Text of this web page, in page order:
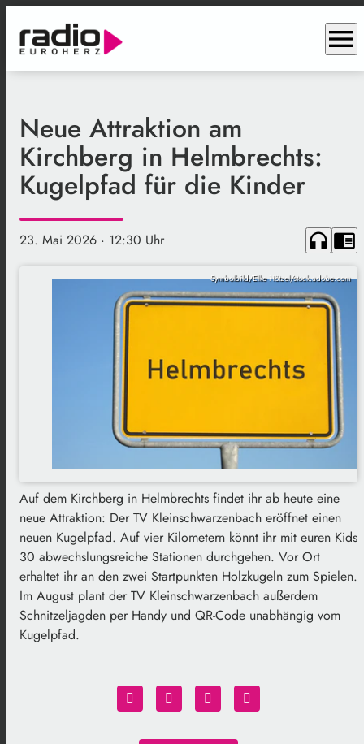
menu
Neue Attraktion am
Kirchberg in Helmbrechts:
Kugelpfad für die Kinder
23. Mai 2026 · 12:30 Uhr headphones chrome_reader_mode
Symbolbild/Elke Hötzel/stock.adobe.com
Auf dem Kirchberg in Helmbrechts findet ihr ab heute eine
neue Attraktion: Der TV Kleinschwarzenbach eröffnet einen
neuen Kugelpfad. Auf vier Kilometern könnt ihr mit euren Kids
30 abwechslungsreiche Stationen durchgehen. Vor Ort
erhaltet ihr an den zwei Startpunkten Holzkugeln zum Spielen.
Im August plant der TV Kleinschwarzenbach außerdem
Schnitzeljagden per Handy und QR-Code unabhängig vom
Kugelpfad.